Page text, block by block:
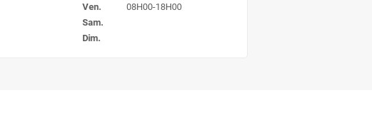
Ven.
08H00-18H00
Sam.
Dim.